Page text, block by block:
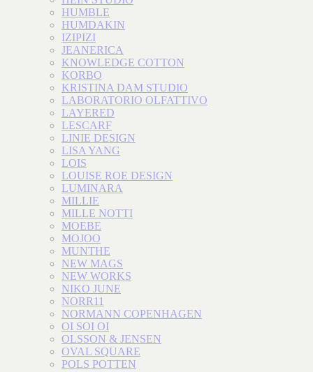
HUMBLE
HUMDAKIN
IZIPIZI
JEANERICA
KNOWLEDGE COTTON
KORBO
KRISTINA DAM STUDIO
LABORATORIO OLFATTIVO
LAYERED
LESCARF
LINIE DESIGN
LISA YANG
LOIS
LOUISE ROE DESIGN
LUMINARA
MILLIE
MILLE NOTTI
MOEBE
MOJOO
MUNTHE
NEW MAGS
NEW WORKS
NIKO JUNE
NORR11
NORMANN COPENHAGEN
OI SOI OI
OLSSON & JENSEN
OVAL SQUARE
POLS POTTEN